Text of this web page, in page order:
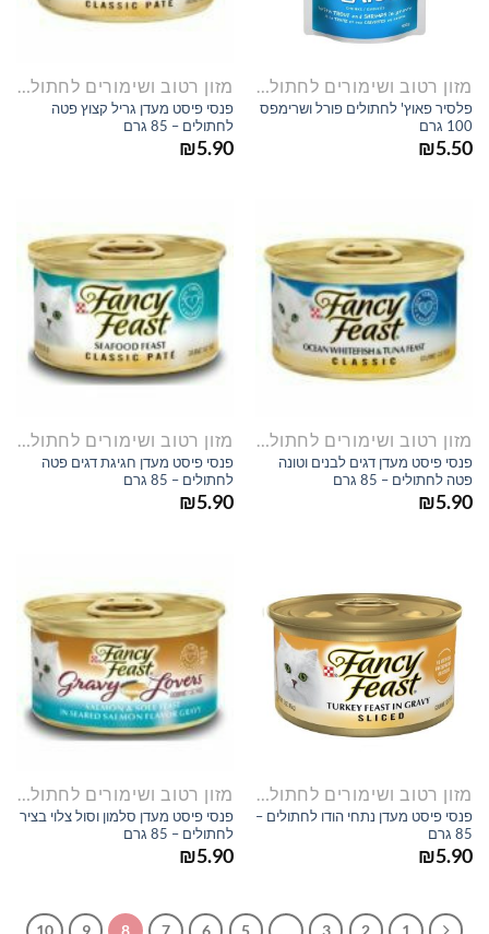
פלסיר פאוץ' לחתולים פורל ושרימפס
100 גרם
₪5.50
פנסי פיסט מעדן גריל קצוץ פטה
לחתולים – 85 גרם
₪5.90
מזון רטוב ושימורים לחתולים
פנסי פיסט מעדן דגים לבנים וטונה
פטה לחתולים – 85 גרם
₪5.90
מזון רטוב ושימורים לחתולים
פנסי פיסט מעדן חגיגת דגים פטה
לחתולים – 85 גרם
₪5.90
מזון רטוב ושימורים לחתולים
פנסי פיסט מעדן נתחי הודו לחתולים –
85 גרם
₪5.90
מזון רטוב ושימורים לחתולים
פנסי פיסט מעדן סלמון וסול צלוי בציר
לחתולים – 85 גרם
₪5.90
1
2
3
5
6
7
8
9
10